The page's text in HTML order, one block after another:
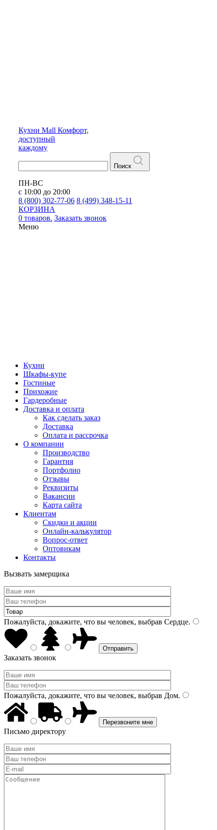
Кухни Mall Комфорт,
доступный
каждому
Поиск
ПН-ВС
с 10:00 до 20:00
8 (800) 302-77-06 8 (499) 348-15-11
КОРЗИНА
0 товаров. Заказать звонок
Меню
Кухни
Шкафы-купе
Гостиные
Прихожие
Гардеробные
Доставка и оплата
Как сделать заказ
Доставка
Оплата и рассрочка
О компании
Производство
Гарантия
Портфолио
Отзывы
Реквизиты
Вакансии
Карта сайта
Клиентам
Скидки и акции
Онлайн-калькулятор
Вопрос-ответ
Оптовикам
Контакты
Вызвать замерщика
Пожалуйста, докажите, что вы человек, выбрав Сердце.
Заказать звонок
Пожалуйста, докажите, что вы человек, выбрав Дом.
Письмо директору